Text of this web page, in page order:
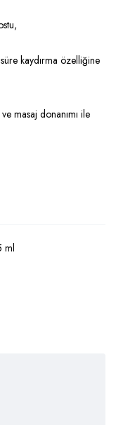
kaydırma özelliğine
masaj donanımı ile
ml